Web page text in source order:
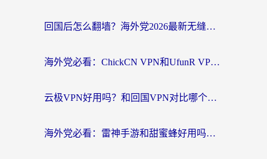
回国后怎么翻墙？海外党2026最新无缝访问国内资源全攻略（附对比实测）
海外党必看：ChickCN VPN和UfunR VPN对比哪个回国效果更好？附实用选择指南
云极VPN好用吗？和回国VPN对比哪个回国效果更好？海外党亲测避坑指南
海外党必看：雷神手游和甜蜜蜂好用吗？3步选对回国加速器无缝刷国内资源